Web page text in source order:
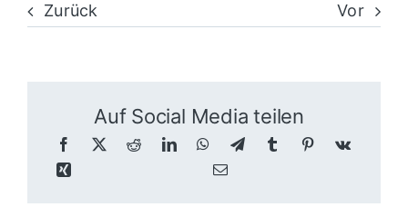
Zurück Vor
Auf Social Media teilen